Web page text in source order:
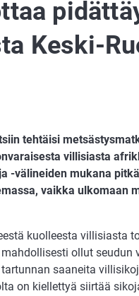
Keski-
tehtäisi
villisiasta
-välineiden mukana
vaikka ulkomaan
kuolleesta villisiasta
ollut seudun
saaneita
on kiellettyä siirtää